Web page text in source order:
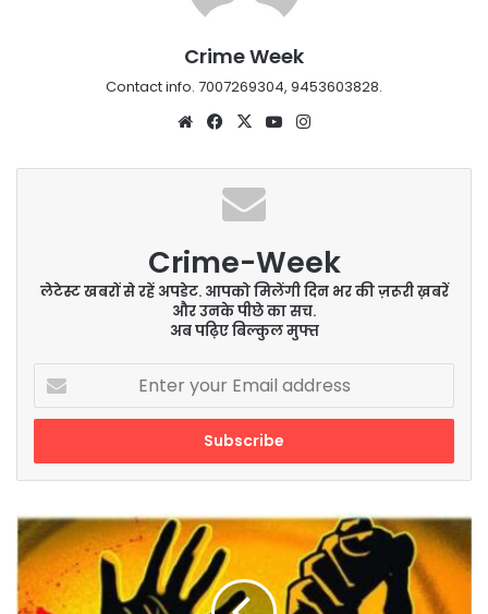
Crime Week
Contact info. 7007269304, 9453603828.
WebsiteFacebook
X YouTube
Crime-Week
लेटेस्ट खबरों से रहें अपडेट. आपको मिलेंगी दिन भर की ज़रूरी ख़बरें
और उनके पीछे का सच.
अब पढ़िए बिल्कुल मुफ्त
Enter
your
Email
बड़े
भाई
ने
छोटे